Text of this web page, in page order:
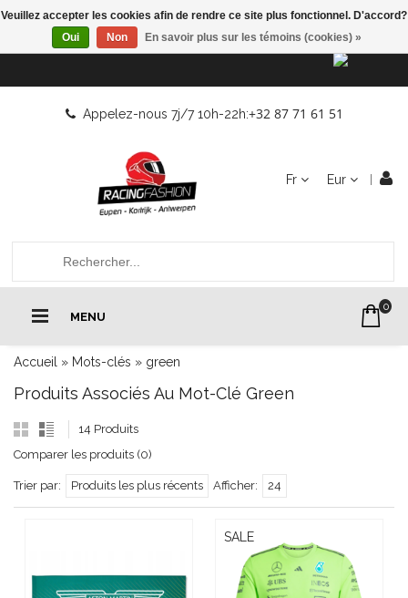
Appelez-nous 7j/7 10h-22h:+32 87 71 61 51
Fr Eur
MENU
0
Accueil » Mots-clés » green
Produits Associés Au Mot-Clé Green
14 Produits
Comparer les produits (0)
Trier par: Produits les plus récents Afficher: 24
SALE
Veuillez accepter les cookies afin de rendre ce site plus fonctionnel. D'accord?
Oui
Non En savoir plus sur les témoins (cookies) »